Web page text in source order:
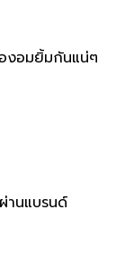
งอมยิ้มกันแน่ๆ
านแบรนด์